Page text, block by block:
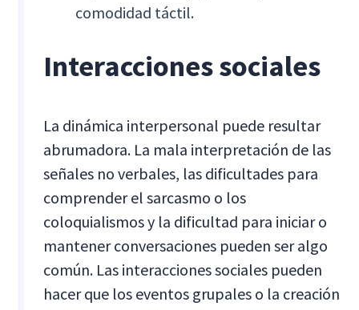
comodidad táctil.
Interacciones sociales
La dinámica interpersonal puede resultar
abrumadora. La mala interpretación de las
señales no verbales, las dificultades para
comprender el sarcasmo o los
coloquialismos y la dificultad para iniciar o
mantener conversaciones pueden ser algo
común. Las interacciones sociales pueden
hacer que los eventos grupales o la creación